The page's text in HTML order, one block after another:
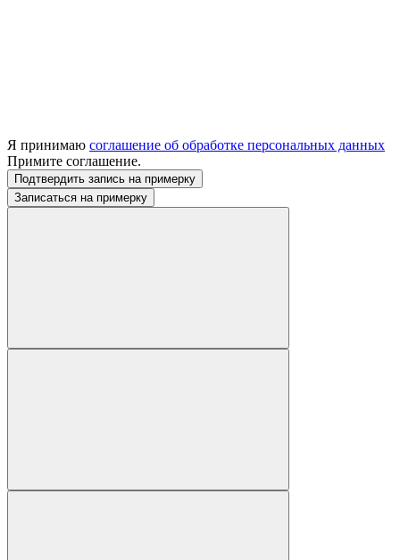
Я принимаю соглашение об обработке персональных данных
Примите соглашение.
Подтвердить запись на примерку
Записаться на примерку